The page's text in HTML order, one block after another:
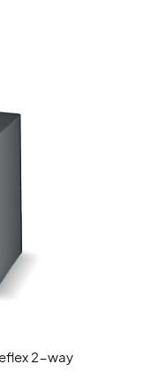
2-way